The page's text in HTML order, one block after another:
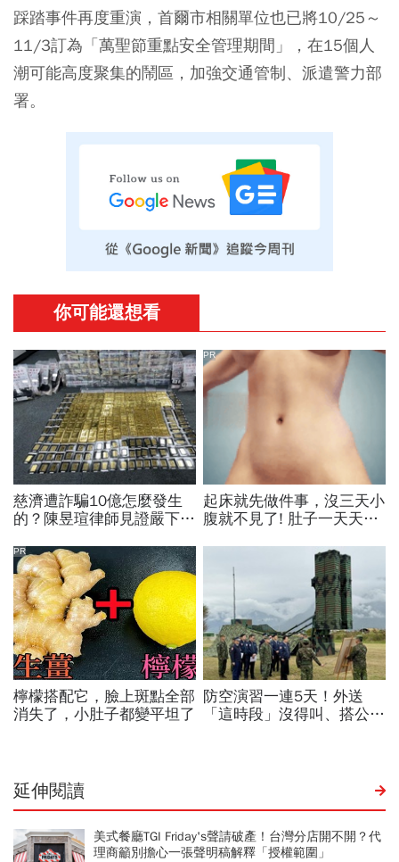
踩踏事件再度重演，首爾市相關單位也已將10/25～
11/3訂為「萬聖節重點安全管理期間」，在15個人
潮可能高度聚集的鬧區，加強交通管制、派遣警力部
署。
延伸閱讀
美式餐廳TGI Friday's聲請破產！台灣分店開不開？代
理商籲別擔心一張聲明稿解釋「授權範圍」